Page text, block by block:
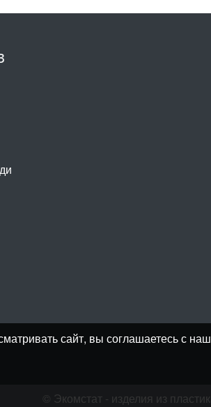
сайт, вы соглашаетесь с
© Экомстат - изделия из